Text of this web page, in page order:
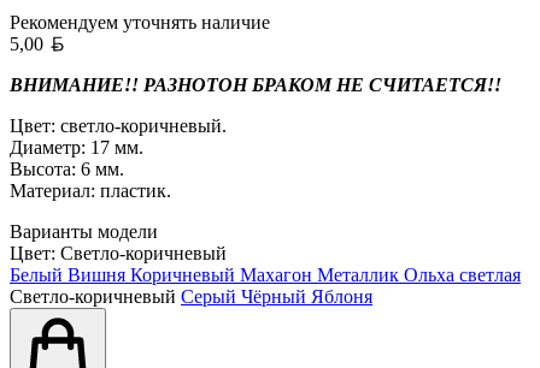
Рекомендуем уточнять наличие
5,00
ВНИМАНИЕ!! РАЗНОТОН БРАКОМ НЕ СЧИТАЕТСЯ!!
Цвет: светло-коричневый.
Диаметр: 17 мм.
Высота: 6 мм.
Материал: пластик.
Варианты модели
Цвет: Светло-коричневый
Белый Вишня Коричневый Махагон Металлик Ольха светлая
Светло-коричневый Серый Чёрный Яблоня